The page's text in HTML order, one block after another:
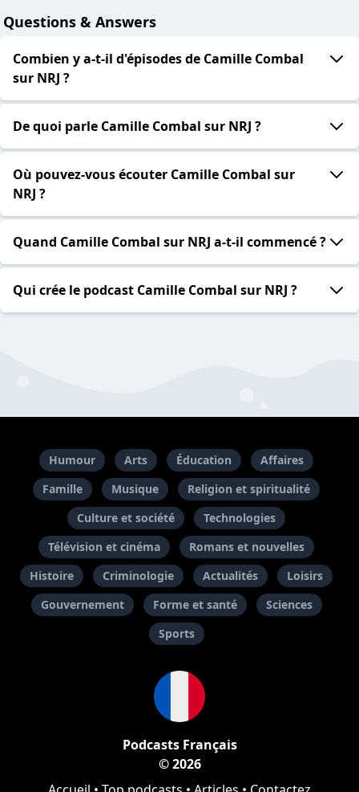
Questions & Answers
Combien y a-t-il d'épisodes de Camille Combal
sur NRJ ?
De quoi parle Camille Combal sur NRJ ?
Où pouvez-vous écouter Camille Combal sur
NRJ ?
Quand Camille Combal sur NRJ a-t-il commencé ?
Qui crée le podcast Camille Combal sur NRJ ?
Humour Arts Éducation
Affaires
Famille
Musique
Religion et spiritualité
Culture et société
Technologies
Télévision et cinéma
Romans et nouvelles
Histoire
Criminologie Actualités
Loisirs
Gouvernement
Forme et santé
Sciences
Sports
Podcasts Français
© 2026